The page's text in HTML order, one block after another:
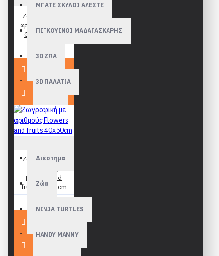
ΜΠΑΤΕ ΣΚΥΛΟΙ ΑΛΕΣΤΕ
ΠΙΓΚΟΥΙΝΟΙ ΜΑΔΑΓΑΣΚΑΡΗΣ
3D ΖΩΑ
3D ΠΑΛΑΤΙΑ
FROZEN
MINIONS
Διάστημα
Ζώα
NINJA TURTLES
HANDY MANNY
Ζωγραφική με
αριθμούς Joyful
Girl 40x50cm
Figured Art
Ζωγραφική με
Flowers and
fruits 40x50cm